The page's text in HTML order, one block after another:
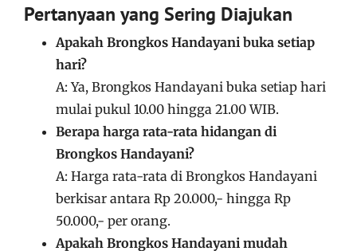
Pertanyaan yang Sering Diajukan
Apakah Brongkos Handayani buka setiap
hari?
A: Ya, Brongkos Handayani buka setiap hari
mulai pukul 10.00 hingga 21.00 WIB.
Berapa harga rata-rata hidangan di
Brongkos Handayani?
A: Harga rata-rata di Brongkos Handayani
berkisar antara Rp 20.000,- hingga Rp
50.000,- per orang.
Apakah Brongkos Handayani mudah